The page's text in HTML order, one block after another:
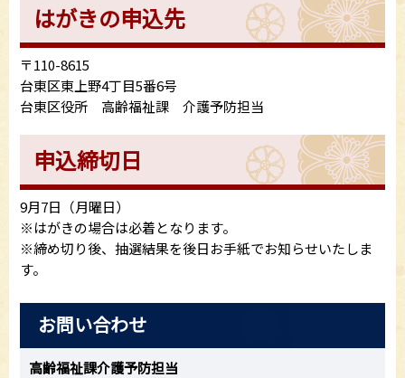
はがきの申込先
〒110-8615
台東区東上野4丁目5番6号
台東区役所 高齢福祉課 介護予防担当
申込締切日
9月7日（月曜日）
※はがきの場合は必着となります。
※締め切り後、抽選結果を後日お手紙でお知らせいたしま
す。
お問い合わせ
高齢福祉課介護予防担当